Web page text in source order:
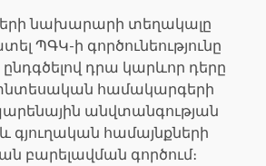
նախարարի տեղակալը
ՊԳԿ-ի գործունեությունը
դրա կարևոր դերը
համակարգերի
անվտանգության
համայնքների
բարելավման գործում։